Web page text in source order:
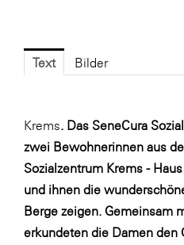
Fressnapf
FRoSTA
Gardena
Gas Connect Austria
GBV - Verband
Bauvereinigungen
Getzner Werkstoffe
Text Bilder
Krems. Das SeneCura
zwei Bewohnerinnen aus
Sozialzentrum Krems -
und ihnen die
Berge zeigen. Gemeinsam
erkundeten die Damen den